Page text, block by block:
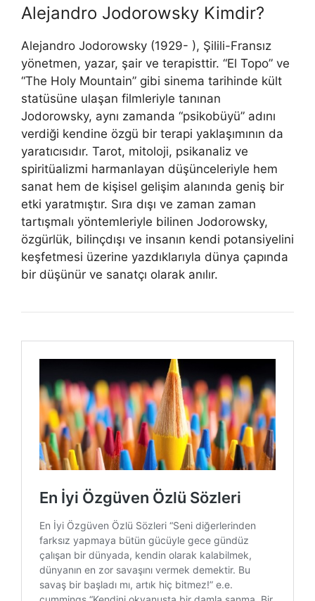
Alejandro Jodorowsky Kimdir?
Alejandro Jodorowsky (1929- ), Şilili-Fransız
yönetmen, yazar, şair ve terapisttir. “El Topo” ve
“The Holy Mountain” gibi sinema tarihinde kült
statüsüne ulaşan filmleriyle tanınan
Jodorowsky, aynı zamanda “psikobüyü” adını
verdiği kendine özgü bir terapi yaklaşımının da
yaratıcısıdır. Tarot, mitoloji, psikanaliz ve
spiritüalizmi harmanlayan düşünceleriyle hem
sanat hem de kişisel gelişim alanında geniş bir
etki yaratmıştır. Sıra dışı ve zaman zaman
tartışmalı yöntemleriyle bilinen Jodorowsky,
özgürlük, bilinçdışı ve insanın kendi potansiyelini
keşfetmesi üzerine yazdıklarıyla dünya çapında
bir düşünür ve sanatçı olarak anılır.